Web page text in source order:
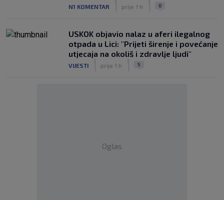
N1 KOMENTAR prije 1 h 0
USKOK objavio nalaz u aferi ilegalnog
otpada u Lici: "Prijeti širenje i povećanje
utjecaja na okoliš i zdravlje ljudi"
VIJESTI prije 1 h 5
Oglas